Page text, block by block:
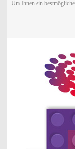
Um Ihnen ein